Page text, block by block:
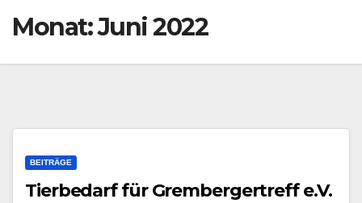
Monat:Juni 2022
BEITRÄGE
Tierbedarf für Grembergertreff e.V.